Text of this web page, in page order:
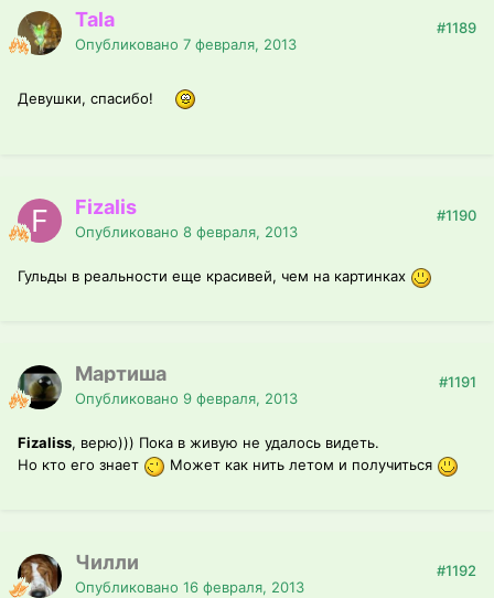
Tala
Опубликовано 7 февраля, 2013
#1189
Девушки, спасибо!
Fizalis
Опубликовано 8 февраля, 2013
#1190
Гульды в реальности еще красивей, чем на картинках
Мартиша
Опубликовано 9 февраля, 2013
#1191
Fizaliss, верю))) Пока в живую не удалось видеть.
Но кто его знает
Может как нить летом и получиться
Чилли
Опубликовано 16 февраля, 2013
#1192